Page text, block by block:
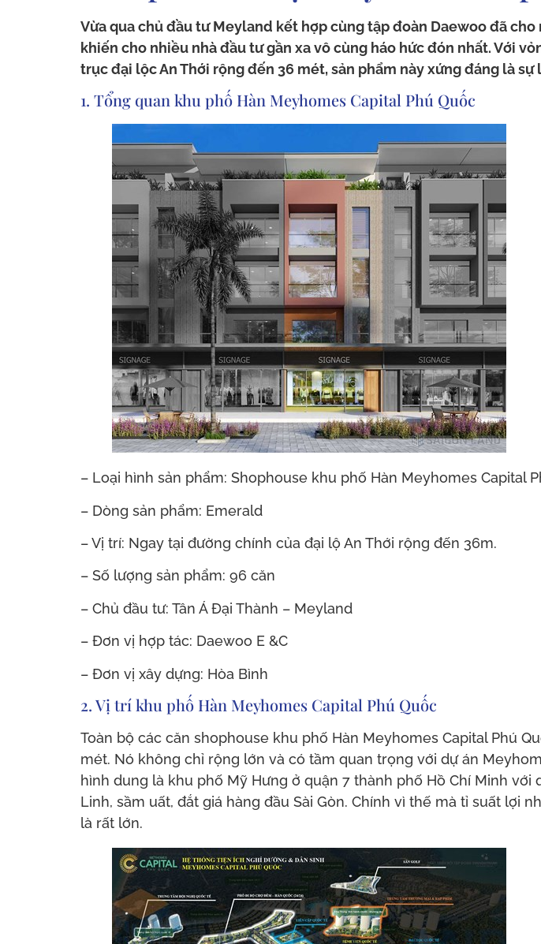
Vừa qua chủ đầu tư Meyland kết hợp cùng tập đoàn Daewoo đã
khiến cho nhiều nhà đầu tư gần xa vô cùng háo hức đón nhất. Với
trục đại lộc An Thới rộng đến 36 mét, sản phẩm này xứng đáng là
1. Tổng quan khu phố Hàn Meyhomes Capital Phú Quốc
– Loại hình sản phẩm: Shophouse khu phố Hàn Meyhomes Capital
– Dòng sản phẩm: Emerald
– Vị trí: Ngay tại đường chính của đại lộ An Thới rộng đến 36m.
– Số lượng sản phẩm: 96 căn
– Chủ đầu tư: Tân Á Đại Thành – Meyland
– Đơn vị hợp tác: Daewoo E &C
– Đơn vị xây dựng: Hòa Bình
2. Vị trí khu phố Hàn Meyhomes Capital Phú Quốc
Toàn bộ các căn shophouse khu phố Hàn Meyhomes Capital Phú
mét. Nó không chỉ rộng lớn và có tầm quan trọng với dự án
hình dung là khu phố Mỹ Hưng ở quận 7 thành phố Hồ Chí Minh
Linh, sầm uất, đắt giá hàng đầu Sài Gòn. Chính vì thế mà tỉ suất lợi
là rất lớn.